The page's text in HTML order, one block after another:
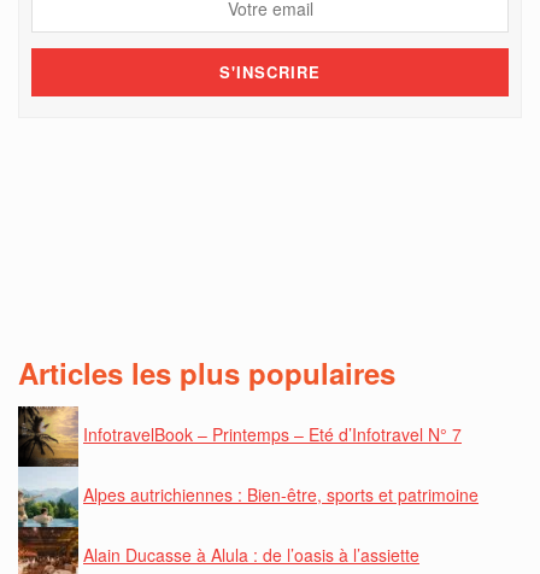
Articles les plus populaires
InfotravelBook – Printemps – Eté d’Infotravel N° 7
Alpes autrichiennes : Bien-être, sports et patrimoine
Alain Ducasse à Alula : de l’oasis à l’assiette